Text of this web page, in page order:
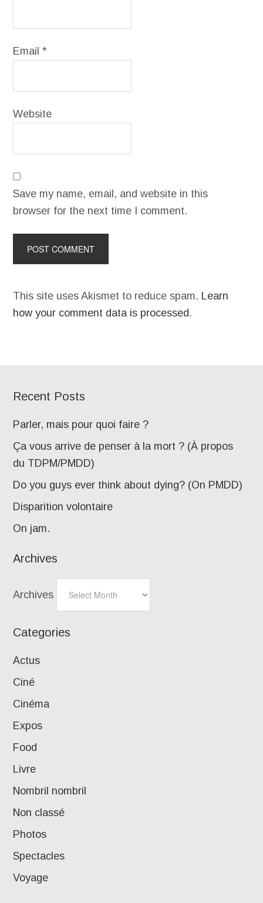
Email*
Website
Save my name, email, and website in this
browser for the next time I comment.
This site uses Akismet to reduce spam. Learn
how your comment data is processed.
Recent Posts
Parler, mais pour quoi faire ?
Ça vous arrive de penser à la mort ? (À propos
du TDPM/PMDD)
Do you guys ever think about dying? (On PMDD)
Disparition volontaire
On jam.
Archives
Archives
Categories
Actus
Ciné
Cinéma
Expos
Food
Livre
Nombril nombril
Non classé
Photos
Spectacles
Voyage